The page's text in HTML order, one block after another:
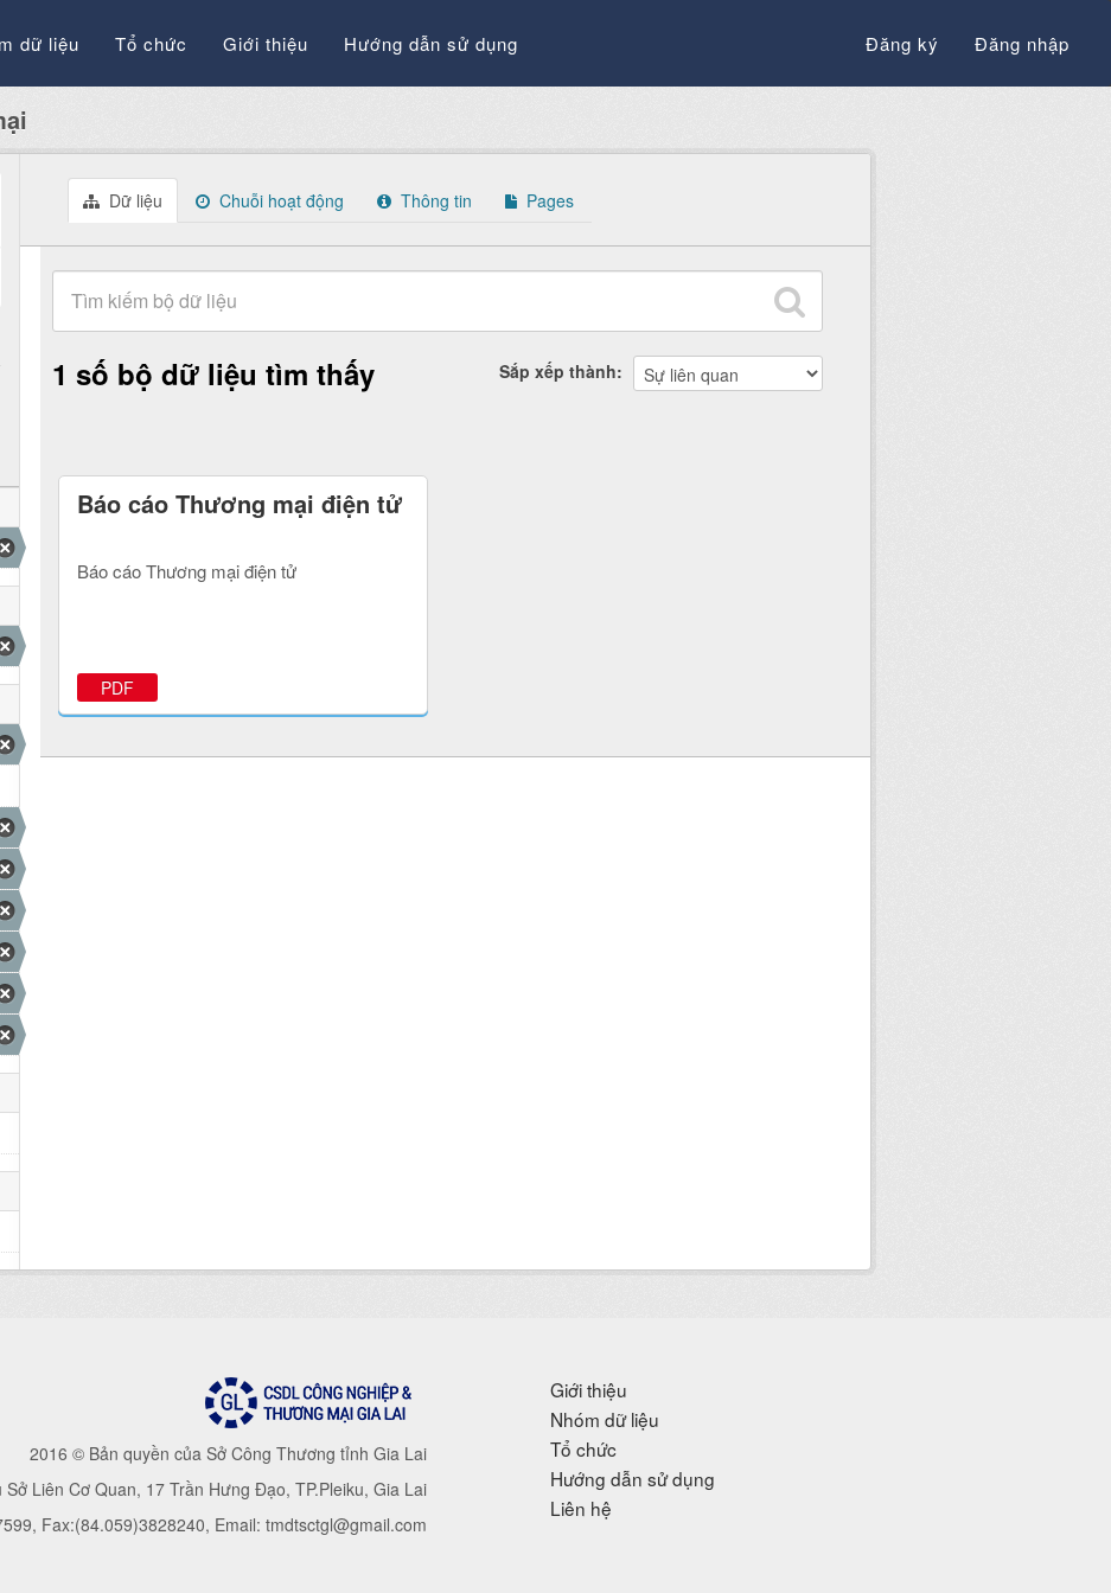
dữ liệu Tổ chức Giới thiệu Hướng dẫn sử dụng Đăng ký Đăng nhập
Dữ liệu Chuỗi hoạt động Thông tin Pages
Sắp xếp thành
1 số bộ dữ liệu tìm thấy
Báo cáo Thương mại điện tử
Báo cáo Thương mại điện tử
PDF
2016 © Bản quyền của Sở Công Thương tỉnh Gia Lai
Liên Cơ Quan, 17 Trần Hưng Đạo, TP.Pleiku, Gia Lai
Fax:(84.059)3828240, Email: tmdtsctgl@gmail.com
Giới thiệu
Nhóm dữ liệu
Tổ chức
Hướng dẫn sử dụng
Liên hệ